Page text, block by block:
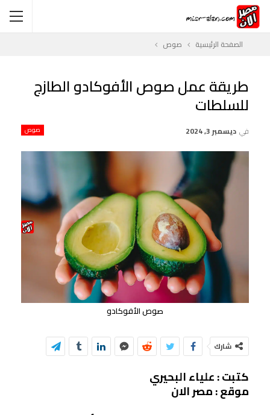
الصفحة الرئيسية صوص
طريقة عمل صوص الأفوكادو الطازج
للسلطات
صوص في ديسمبر 3, 2024
صوص الأفوكادو
شارك
كتبت : علياء البحيري
موقع : مصر الان